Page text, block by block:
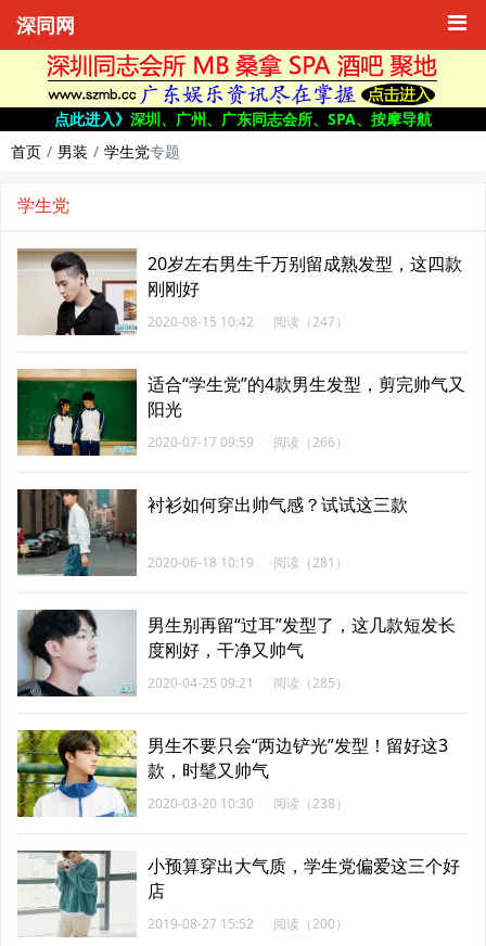
深同网
点此进入》 深圳、广州、广东同志会所、SPA、按摩导航
首页
男装 学生党专题
学生党
20岁左右男生千万别留成熟发型，这四款
刚刚好
2020-08-15 10:42 阅读（247）
适合“学生党”的4款男生发型，剪完帅气又
阳光
2020-07-17 09:59 阅读（266）
衬衫如何穿出帅气感？试试这三款
2020-06-18 10:19 阅读（281）
男生别再留“过耳”发型了，这几款短发长
度刚好，干净又帅气
2020-04-25 09:21 阅读（285）
男生不要只会“两边铲光”发型！留好这3
款，时髦又帅气
2020-03-20 10:30 阅读（238）
小预算穿出大气质，学生党偏爱这三个好
店
2019-08-27 15:52 阅读（200）